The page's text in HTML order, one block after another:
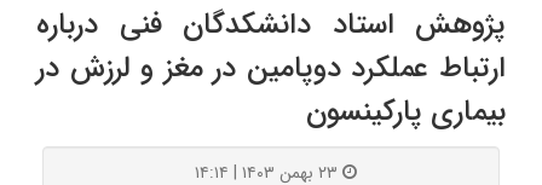
پژوهش استاد دانشکدگان فنی درباره
ارتباط عملکرد دوپامین در مغز و لرزش در
بیماری پارکینسون